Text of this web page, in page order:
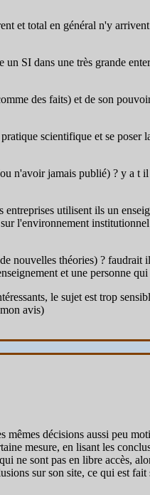
et total en général n'y
SI dans une très grande
des faits) et de son
scientifique et se
n'avoir jamais publié) ? y a
utilisent ils un
l'environnement
nouvelles théories) ?
et une personne
le sujet est trop
avis)
décisions aussi peu
mesure, en lisant les
ne sont pas en libre accès,
sur son site, ce qui est